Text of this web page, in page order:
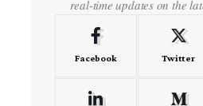
real-time updates on the
Facebook Twitter